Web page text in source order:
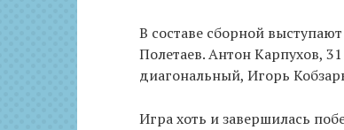
В составе сборной
Полетаев. Антон Карпухов,
диагональный, Игорь
Игра хоть и завершилась